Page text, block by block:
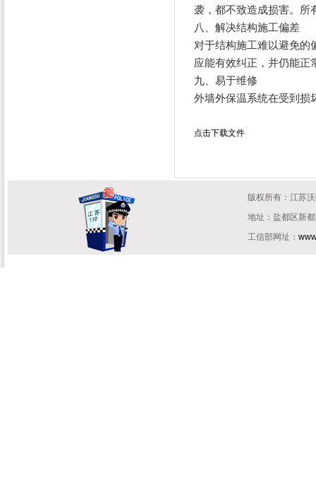
袭，都不致造成损害。所
八、解决结构施工偏差
对于结构施工难以避免的
应能有效纠正，并仍能正
九、易于维修
外墙外保温系统在受到损
点击下载文件
版权所有：江苏
地址：盐都区新
工信部网址：